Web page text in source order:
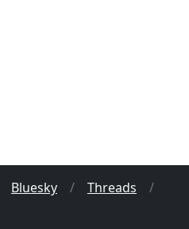
Bluesky / Threads
/